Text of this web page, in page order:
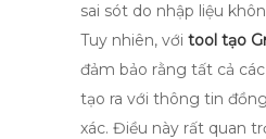
sai sót do nhập liệu
Tuy nhiên, với tool tạo
đảm bảo rằng tất cả
tạo ra với thông tin
xác. Điều này rất quan